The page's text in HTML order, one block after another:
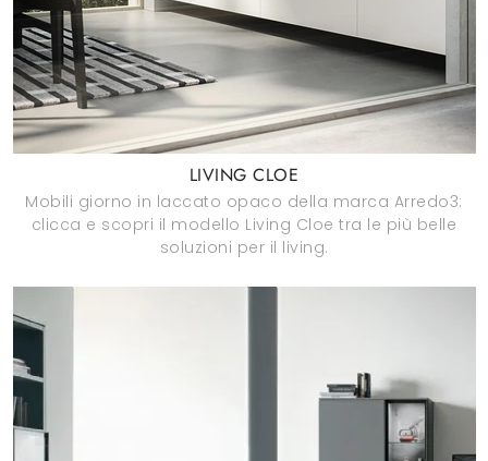
LIVING CLOE
Mobili giorno in laccato opaco della marca Arredo3:
clicca e scopri il modello Living Cloe tra le più belle
soluzioni per il living.